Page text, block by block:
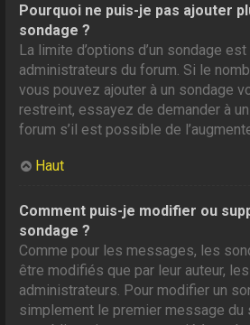
Pourquoi ne puis-je pas ajouter
sondage ?
La limite d’options d’un sondage
administrateurs du forum. Si le
vous pouvez ajouter à un sondage
restreint, essayez de demander à
forum s’il est possible de
Haut
Comment puis-je modifier ou
sondage ?
Comme pour les messages, les
être modifiés que par leur auteur,
administrateurs. Pour modifier un
simplement le premier message du